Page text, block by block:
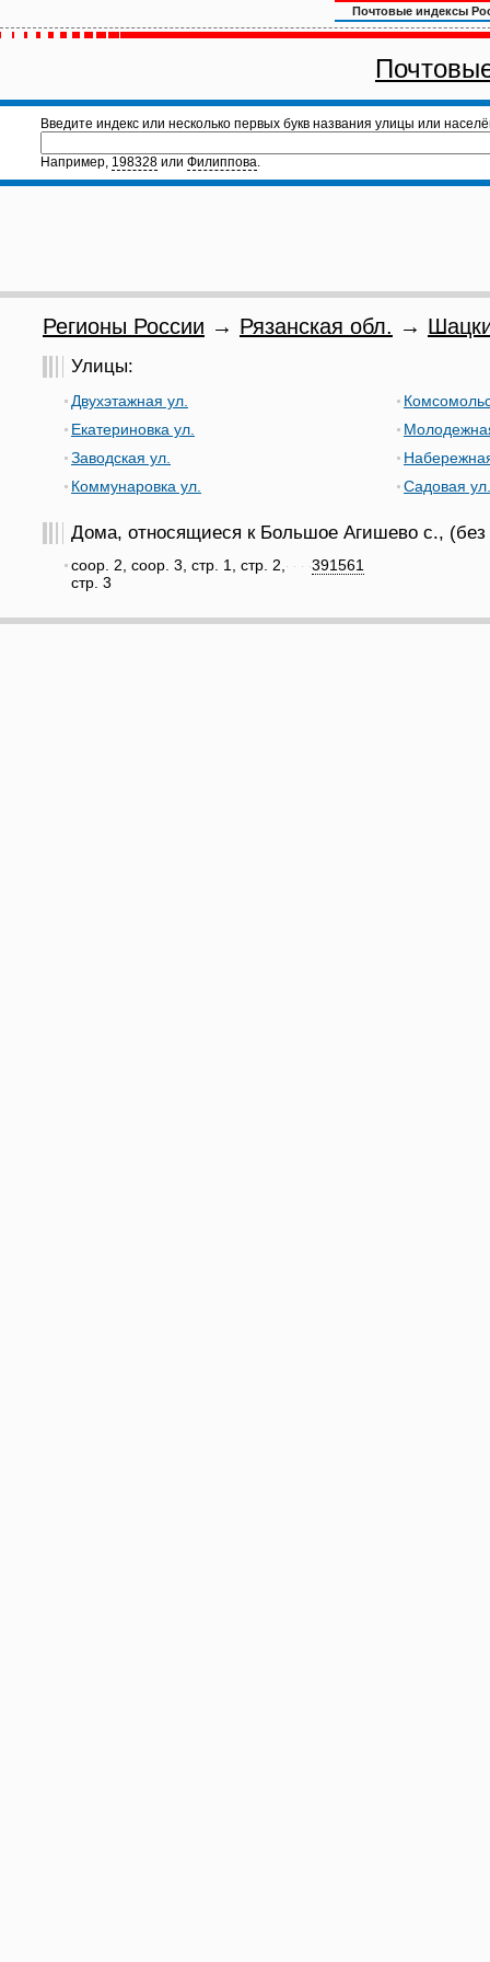
Почтовые индексы
Введите индекс или несколько первых букв названия улицы или
Например, 198328 или Филиппова.
Регионы России → Рязанская обл. →
Улицы:
Двухэтажная ул.
Екатериновка ул.
Заводская ул.
Коммунаровка ул.
Садовая ул.
Дома, относящиеся к Большое Агишево с.,
391561
соор. 2, соор. 3, стр. 1, стр. 2,
стр. 3